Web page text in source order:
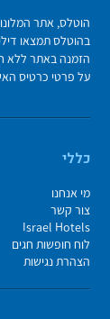
הוטלס, אתר
בהוטלס תמצאו
על פרטי כרטיס
כללי
מי אנחנו
צור קשר
Israel Hotels
לוח חופשות חגים
הצהרת נגישות